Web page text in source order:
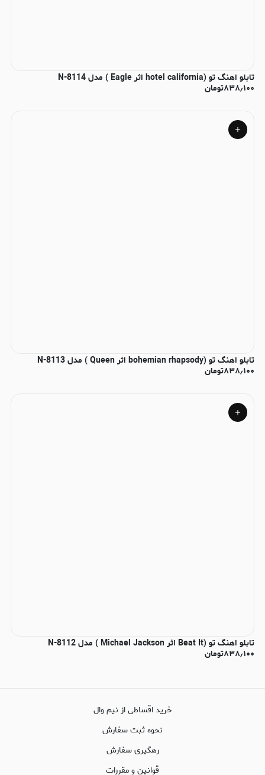
تابلو اهنگ تو (hotel california اثر Eagle ) مدل N-8114
۸۳۸٫۱۰۰تومان
تابلو اهنگ تو (bohemian rhapsody اثر Queen ) مدل N-8113
۸۳۸٫۱۰۰تومان
تابلو اهنگ تو (Beat It اثر Michael Jackson ) مدل N-8112
۸۳۸٫۱۰۰تومان
خرید اقساطی از نیم وال
نحوه ثبت سفارش
رهگیری سفارش
قوانین و مقررات